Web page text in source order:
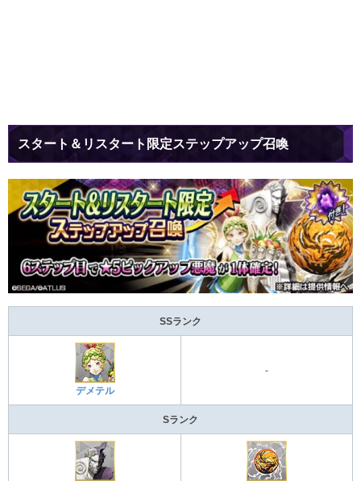
スタート＆リスタート限定ステップアップ召喚
SSランク
デメテル
-
Sランク